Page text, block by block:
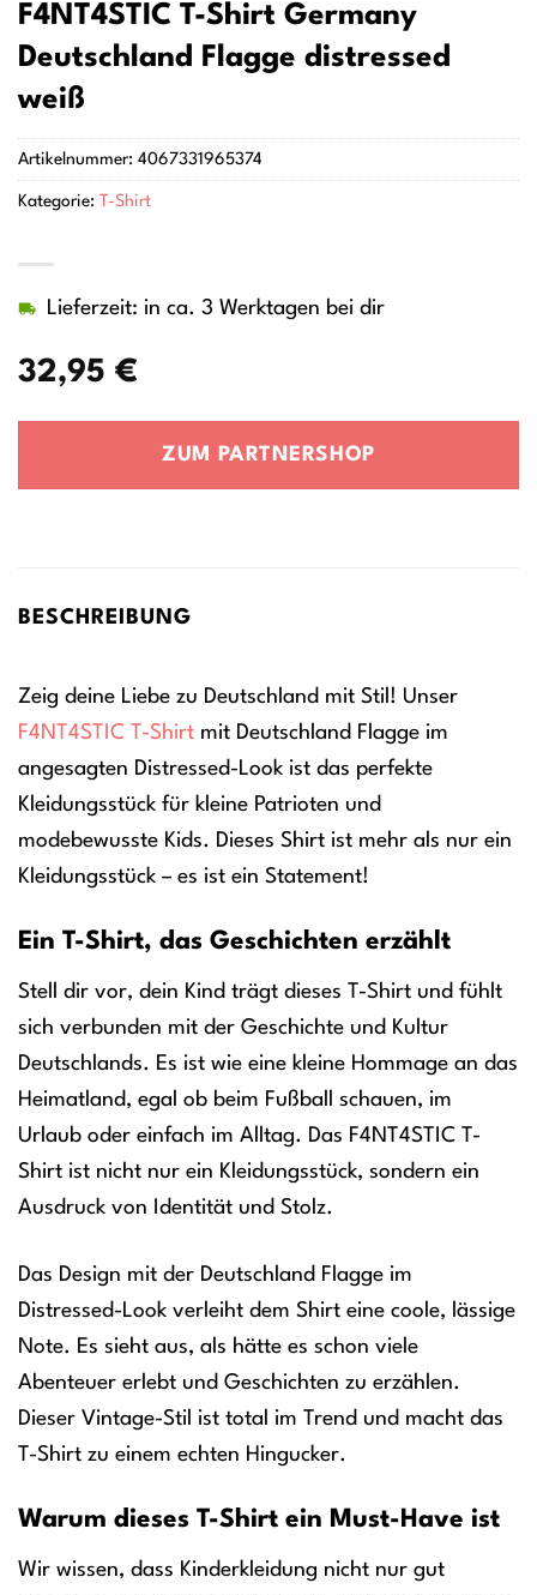
F4NT4STIC T-Shirt Germany
Deutschland Flagge distressed
weiß
32,95 €
Lieferzeit: in ca. 3 Werktagen bei dir
ZUM PARTNERSHOP
Artikelnummer: 4067331965374
Kategorie: T-Shirt
BESCHREIBUNG
Zeig deine Liebe zu Deutschland mit Stil! Unser
F4NT4STIC T-Shirt mit Deutschland Flagge im
angesagten Distressed-Look ist das perfekte
Kleidungsstück für kleine Patrioten und
modebewusste Kids. Dieses Shirt ist mehr als nur ein
Kleidungsstück – es ist ein Statement!
Ein T-Shirt, das Geschichten erzählt
Stell dir vor, dein Kind trägt dieses T-Shirt und fühlt
sich verbunden mit der Geschichte und Kultur
Deutschlands. Es ist wie eine kleine Hommage an das
Heimatland, egal ob beim Fußball schauen, im
Urlaub oder einfach im Alltag. Das F4NT4STIC T-
Shirt ist nicht nur ein Kleidungsstück, sondern ein
Ausdruck von Identität und Stolz.
Das Design mit der Deutschland Flagge im
Distressed-Look verleiht dem Shirt eine coole, lässige
Note. Es sieht aus, als hätte es schon viele
Abenteuer erlebt und Geschichten zu erzählen.
Dieser Vintage-Stil ist total im Trend und macht das
T-Shirt zu einem echten Hingucker.
Warum dieses T-Shirt ein Must-Have ist
Wir wissen, dass Kinderkleidung nicht nur gut